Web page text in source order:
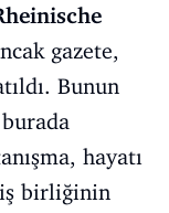
gazete,
Bunun
hayatı
birliğinin